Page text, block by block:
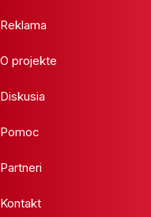
Reklama
O projekte
Diskusia
Pomoc
Partneri
Kontakt